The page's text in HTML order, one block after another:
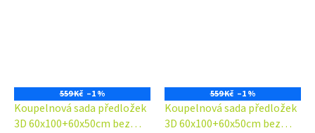
559 Kč –1 %
Koupelnová sada předložek
3D 60x100+60x50cm bez
559 Kč –1 %
Koupelnová sada předložek
3D 60x100+60x50cm bez